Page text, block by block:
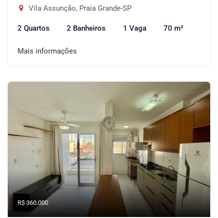
Vila Assunção, Praia Grande-SP
2 Quartos 2 Banheiros 1 Vaga 70 m²
Mais informações
R$ 360.000